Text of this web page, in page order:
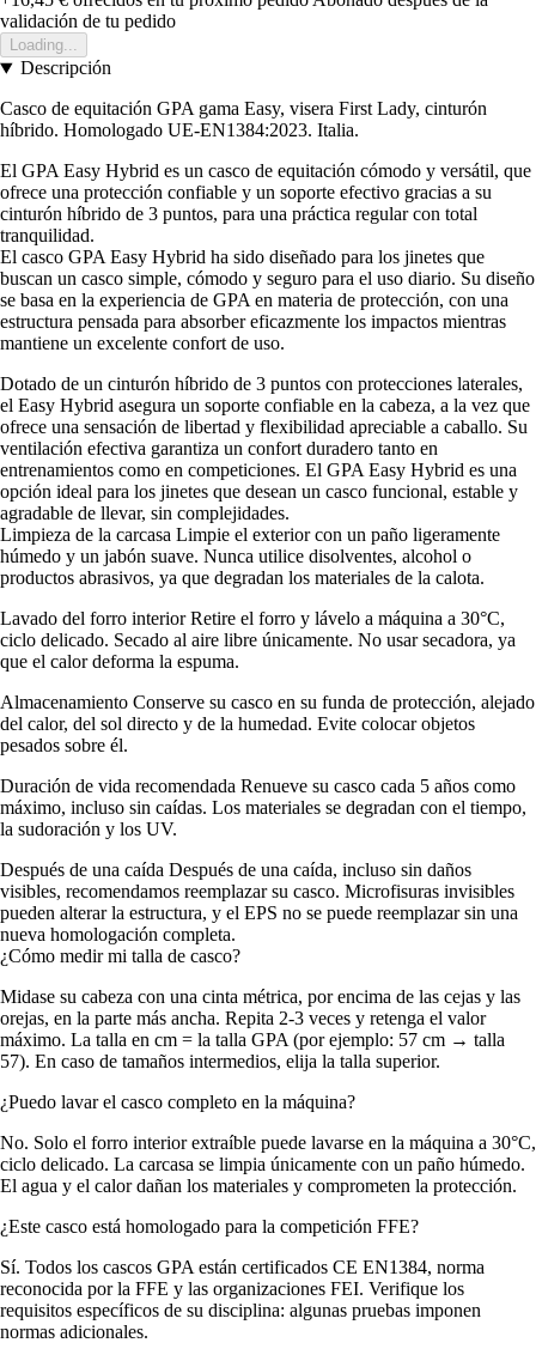
validación de tu pedido
Loading...
Descripción
Casco de equitación GPA gama Easy, visera First Lady, cinturón
híbrido. Homologado UE-EN1384:2023. Italia.
El GPA Easy Hybrid es un casco de equitación cómodo y versátil, que
ofrece una protección confiable y un soporte efectivo gracias a su
cinturón híbrido de 3 puntos, para una práctica regular con total
tranquilidad.
El casco GPA Easy Hybrid ha sido diseñado para los jinetes que
buscan un casco simple, cómodo y seguro para el uso diario. Su diseño
se basa en la experiencia de GPA en materia de protección, con una
estructura pensada para absorber eficazmente los impactos mientras
mantiene un excelente confort de uso.
Dotado de un cinturón híbrido de 3 puntos con protecciones laterales,
el Easy Hybrid asegura un soporte confiable en la cabeza, a la vez que
ofrece una sensación de libertad y flexibilidad apreciable a caballo. Su
ventilación efectiva garantiza un confort duradero tanto en
entrenamientos como en competiciones. El GPA Easy Hybrid es una
opción ideal para los jinetes que desean un casco funcional, estable y
agradable de llevar, sin complejidades.
Limpieza de la carcasa Limpie el exterior con un paño ligeramente
húmedo y un jabón suave. Nunca utilice disolventes, alcohol o
productos abrasivos, ya que degradan los materiales de la calota.
Lavado del forro interior Retire el forro y lávelo a máquina a 30°C,
ciclo delicado. Secado al aire libre únicamente. No usar secadora, ya
que el calor deforma la espuma.
Almacenamiento Conserve su casco en su funda de protección, alejado
del calor, del sol directo y de la humedad. Evite colocar objetos
pesados sobre él.
Duración de vida recomendada Renueve su casco cada 5 años como
máximo, incluso sin caídas. Los materiales se degradan con el tiempo,
la sudoración y los UV.
Después de una caída Después de una caída, incluso sin daños
visibles, recomendamos reemplazar su casco. Microfisuras invisibles
pueden alterar la estructura, y el EPS no se puede reemplazar sin una
nueva homologación completa.
¿Cómo medir mi talla de casco?
Midase su cabeza con una cinta métrica, por encima de las cejas y las
orejas, en la parte más ancha. Repita 2-3 veces y retenga el valor
máximo. La talla en cm = la talla GPA (por ejemplo: 57 cm → talla
57). En caso de tamaños intermedios, elija la talla superior.
¿Puedo lavar el casco completo en la máquina?
No. Solo el forro interior extraíble puede lavarse en la máquina a 30°C,
ciclo delicado. La carcasa se limpia únicamente con un paño húmedo.
El agua y el calor dañan los materiales y comprometen la protección.
¿Este casco está homologado para la competición FFE?
Sí. Todos los cascos GPA están certificados CE EN1384, norma
reconocida por la FFE y las organizaciones FEI. Verifique los
requisitos específicos de su disciplina: algunas pruebas imponen
normas adicionales.